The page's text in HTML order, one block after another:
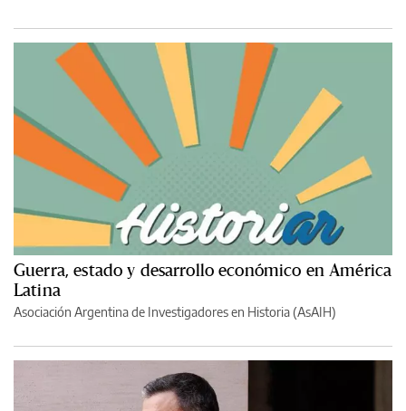
Guerra, estado y desarrollo económico en América
Latina
Asociación Argentina de Investigadores en Historia (AsAIH)